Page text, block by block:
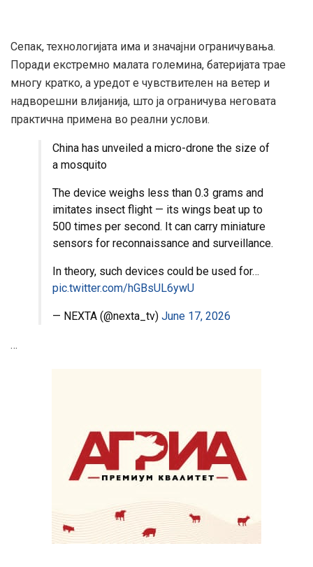
Сепак, технологијата има и значајни ограничувања.
Поради екстремно малата големина, батеријата трае
многу кратко, а уредот е чувствителен на ветер и
надворешни влијанија, што ја ограничува неговата
практична примена во реални услови.
China has unveiled a micro-drone the size of
a mosquito
The device weighs less than 0.3 grams and
imitates insect flight — its wings beat up to
500 times per second. It can carry miniature
sensors for reconnaissance and surveillance.
In theory, such devices could be used for…
pic.twitter.com/hGBsUL6ywU
— NEXTA (@nexta_tv) June 17, 2026
…